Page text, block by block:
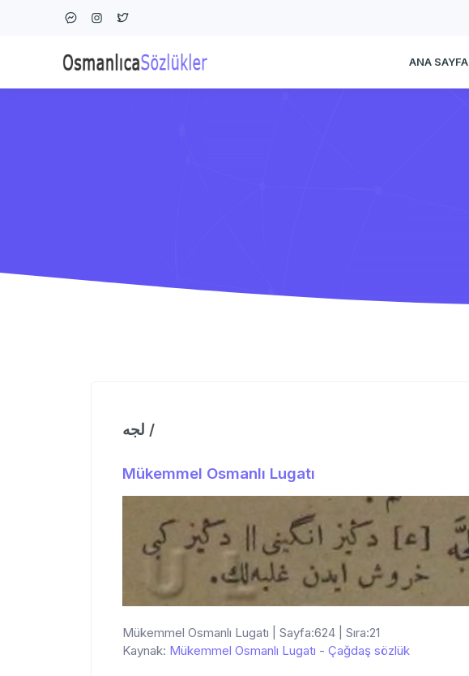
ANA SAYFA
لجه /
Mükemmel Osmanlı Lugatı
Mükemmel Osmanlı Lugatı | Sayfa:624 | Sıra:21
Kaynak: Mükemmel Osmanlı Lugatı - Çağdaş sözlük